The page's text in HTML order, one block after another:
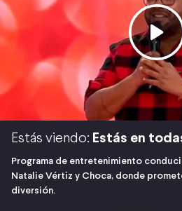
Estás viendo: Estás en
Programa de entretenimiento
Natalie Vértiz y Choca, donde
diversión.